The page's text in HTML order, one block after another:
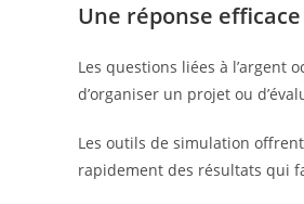
Une réponse
Les questions liées à l’argent
d’organiser un projet ou
Les outils de simulation
rapidement des résultats qui